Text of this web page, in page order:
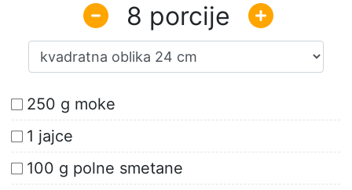
8
250 g moke
1 jajce
100 g polne smetane